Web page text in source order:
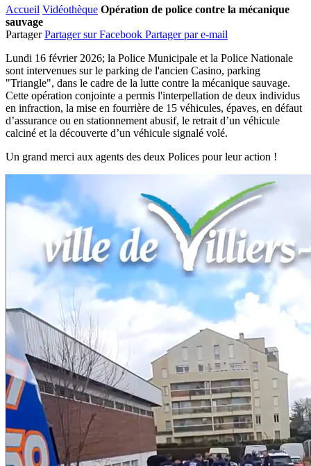
Accueil Vidéothèque Opération de police contre la mécanique
sauvage
Partager Partager sur Facebook Partager par e-mail
Lundi 16 février 2026; la Police Municipale et la Police Nationale
sont intervenues sur le parking de l'ancien Casino, parking
"Triangle", dans le cadre de la lutte contre la mécanique sauvage.
Cette opération conjointe a permis l'interpellation de deux individus
en infraction, la mise en fourrière de 15 véhicules, épaves, en défaut
d’assurance ou en stationnement abusif, le retrait d’un véhicule
calciné et la découverte d’un véhicule signalé volé.
Un grand merci aux agents des deux Polices pour leur action !